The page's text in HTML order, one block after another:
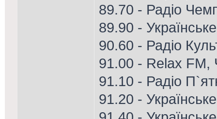
89.70 - Радіо
89.90 -
90.60 - Радіо
91.00 - Relax FM,
91.10 - Радіо
91.20 -